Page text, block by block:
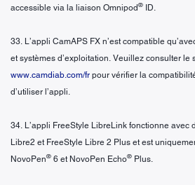
accessible via la liaison Omnipod® ID.
33. L’appli CamAPS FX n’est compatible
et systèmes d’exploitation. Veuillez consulter le
www.camdiab.com/fr pour vérifier la
d’utiliser l’appli.
34. L’appli FreeStyle LibreLink fonctionne avec
Libre2 et FreeStyle Libre 2 Plus et est
NovoPen® 6 et NovoPen Echo® Plus.